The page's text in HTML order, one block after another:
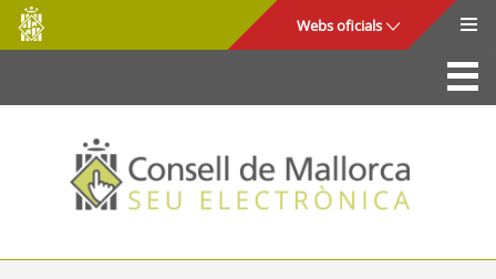
Salta al contingut principal
Consell
de
Mallorca
Webs oficials
La Seu
Consell de Mallorca
Accés i seguretat
Utilitats